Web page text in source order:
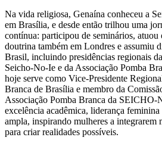
Na vida religiosa, Genaína conheceu a
em Brasília, e desde então trilhou uma
contínua: participou de seminários,
doutrina também em Londres e assumiu
Brasil, incluindo presidências regionais
Seicho-No-Ie e da Associação Pomba
hoje serve como Vice-Presidente
Branca de Brasília e membro da
Associação Pomba Branca da
excelência acadêmica, liderança
ampla, inspirando mulheres a integrarem
para criar realidades possíveis.